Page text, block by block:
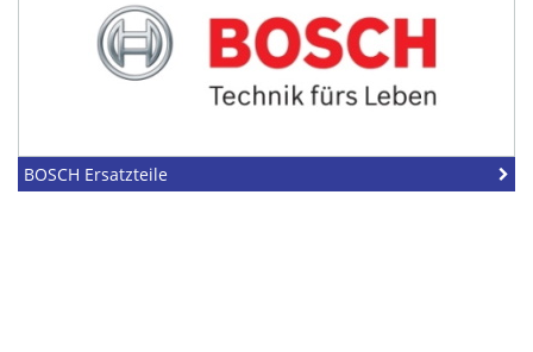
BOSCH Ersatzteile